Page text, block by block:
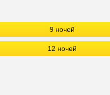
9 ночей
12 ночей